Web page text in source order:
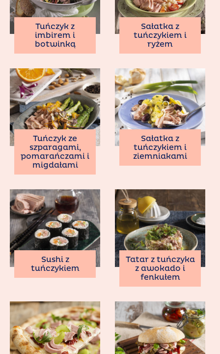
Tuńczyk z
imbirem i
botwinką
Sałatka z
tuńczykiem i
ryżem
Tuńczyk ze
szparagami,
pomarańczami i
migdałami
Sałatka z
tuńczykiem i
ziemniakami
Sushi z
tuńczykiem
Tatar z tuńczyka
z awokado i
fenkułem